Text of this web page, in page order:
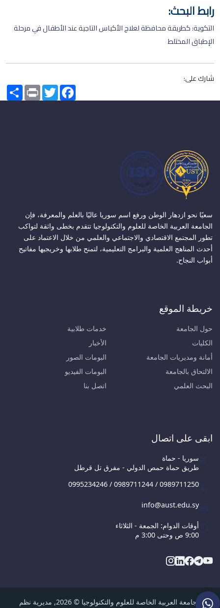
رابط البحث:
التكوية: كطريقة محافظة لعلاج الأكياس التاجية عند الأطفال في مرحلة
الإطباق المختلط
شارك على:
Share PrintTwitterFacebook
سعيًا نحو ازدهار الوطن ورفع اسم سوريا عاليًا بالعلم والمعرفة، فإن
الجامعة العربية الخاصة للعلوم والتكنولوجيا تتقدم بخطى واثقة لتواكب
تطور المجتمع الاقتصادي والاجتماعي والعلمي من خلال الاعتماد على
أحدث المناهج العلمية والبرامج التعليمية، لتمنح طلابها وخريجيها مفاتيح
أبواب النجاح.
خريطة الموقع
حول الجامعة
الكليات
أمانة ومديريات الجامعة
الالتحاق بالجامعة
البحث العلمي
خدمات طلابية
الأخبار
البومات الصور
البومات الفيديو
اتصل بنا
ابقى على اتصال
سوريا - حماة
طريق حماة حمص الدولي - مفرق تل قرطل
0995234246 / 0989711244 / 0989711250
info@aust.edu.sy
أوقات الدوام: الجمعة - الثلاثاء
9:00 ص وحتى 3:00 م
الجامعة العربية الخاصة للعلوم والتكنولوجيا © 2026, مديرية نظم